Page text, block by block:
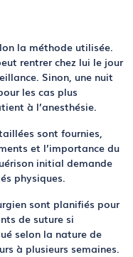
la méthode utilisée.
rentrer chez lui le jour
Sinon, une nuit
les cas plus
à l’anesthésie.
sont fournies,
et l’importance du
initial demande
physiques.
sont planifiés pour
de suture si
selon la nature de
à plusieurs semaines.